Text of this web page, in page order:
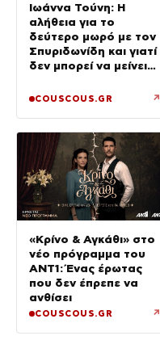
Ιωάννα Τούνη: Η
αλήθεια για το
δεύτερο μωρό με τον
Σπυριδωνίδη και γιατί
δεν μπορεί να μείνει
COUSCOUS.GR ↗
«Κρίνο & Αγκάθι» στο
νέο πρόγραμμα του
ΑΝΤ1: Ένας έρωτας
που δεν έπρεπε να
ανθίσει
COUSCOUS.GR ↗